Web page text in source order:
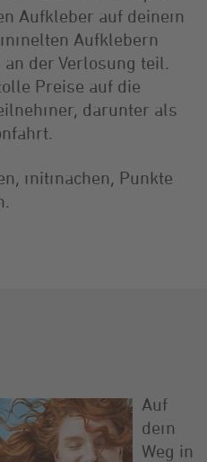
Aufkleber auf deinem
Aufklebern
der Verlosung teil.
Preise auf die
darunter als
mitmachen, Punkte
Auf
dem
Weg in